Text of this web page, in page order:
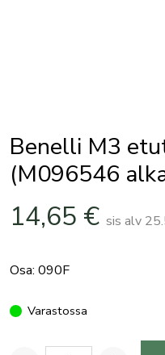
Benelli M3
(M096546
14,65 € sis alv
Osa: 090F
Varastossa